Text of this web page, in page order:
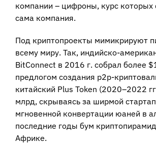
компании – цифроны, курс которых
сама компания.
Под криптопроекты мимикрируют
всему миру. Так, индийско-
BitConnect в 2016 г. собрал более
предлогом создания p2p-
китайский Plus Token (2020–2022
млрд, скрываясь за ширмой
мгновенной конвертации юаней в
последние годы бум криптопирамид
Африке.